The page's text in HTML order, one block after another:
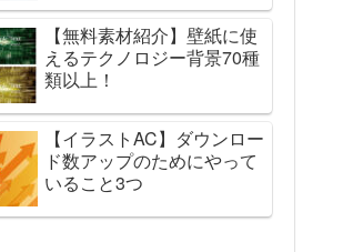
【無料素材紹介】壁紙に使
えるテクノロジー背景70種
類以上！
【イラストAC】ダウンロー
ド数アップのためにやって
いること3つ